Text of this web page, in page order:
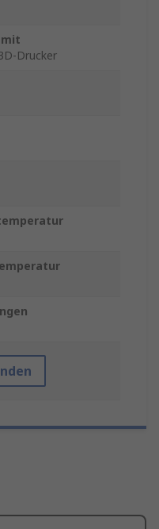
mit
Drucker